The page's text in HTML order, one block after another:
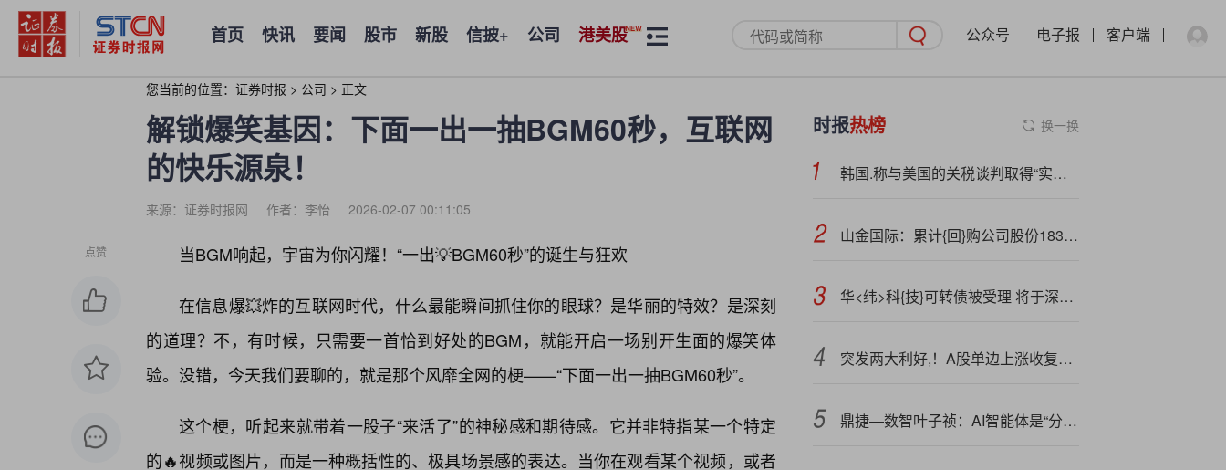
首页 快讯 要闻 股市 新股 信披+ 公司 港美股 公众号 电子报 客户端
您当前的位置： 证券时报 > 公司 > 正文
解锁爆笑基因：下面一出一抽BGM60秒，互联网
的快乐源泉！
来源：证券时报网 作者：李怡 2026-02-07 00:11:05
点赞 当BGM响起，宇宙为你闪耀！“一出💡BGM60秒”的诞生与狂欢
在信息爆💥炸的互联网时代，什么最能瞬间抓住你的眼球？是华丽的特效？是深刻
的道理？不，有时候，只需要一首恰到好处的BGM，就能开启一场别开生面的爆笑体
验。没错，今天我们要聊的，就是那个风靡全网的梗——“下面一出一抽BGM60秒”。
这个梗，听起来就带着一股子“来活了”的神秘感和期待感。它并非特指某一个特定
的🔥视频或图片，而是一种概括性的、极具场景感的表达。当你在观看某个视频，或者
时报热榜 换一换
韩国.称与美国的关税谈判取得“实质性进展”
山金国际：累计{回}购公司股份1834929股
华<纬>科{技}可转债被受理 将于深交所上市
突发两大利好,！A股单边上涨收复4000点，这个板块是未来的光模块？
鼎捷—数智叶子祯：AI智能体是“分身”而非“替身”，未来将出现可携式数字分身